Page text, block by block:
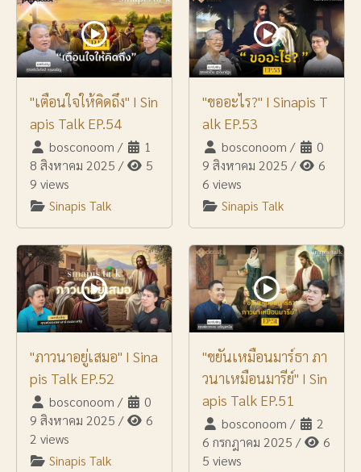
"เตือนใจให้คิดถึง" I Sin
apis Talk EP.54
bosconoom /
1
8 สิงหาคม 2025 /
5
9 views
Sinapis Talk
"ขออะไร?" I Sinapis T
alk EP.53
bosconoom /
0
9 สิงหาคม 2025 /
6
6 views
Sinapis Talk
"ภาวนาอยู่เสมอ" I Sina
pis Talk EP.52
bosconoom /
0
9 สิงหาคม 2025 /
6
2 views
Sinapis Talk
"ขยันเหมือนมาร์ธา ภา
วนาเหมือนมารีย์" I Sin
apis Talk EP.51
bosconoom /
2
6 กรกฎาคม 2025 /
6
5 views